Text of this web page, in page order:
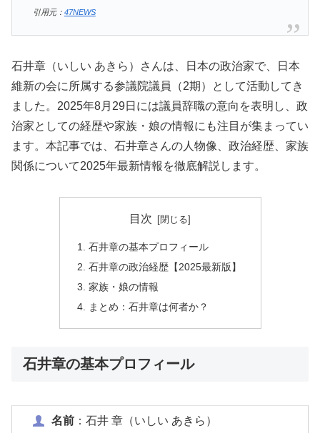
引用元： 47NEWS
石井章（いしい あきら）さんは、日本の政治家で、日本
維新の会に所属する参議院議員（2期）として活動してき
ました。2025年8月29日には議員辞職の意向を表明し、政
治家としての経歴や家族・娘の情報にも注目が集まってい
ます。本記事では、石井章さんの人物像、政治経歴、家族
関係について2025年最新情報を徹底解説します。
目次
石井章の基本プロフィール
石井章の政治経歴【2025最新版】
家族・娘の情報
まとめ：石井章は何者か？
石井章の基本プロフィール
名前：石井 章（いしい あきら）